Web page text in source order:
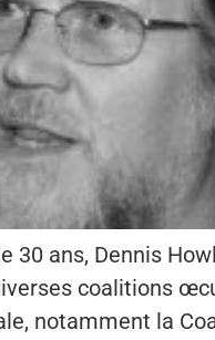
30 ans, Dennis
coalitions
notamment la